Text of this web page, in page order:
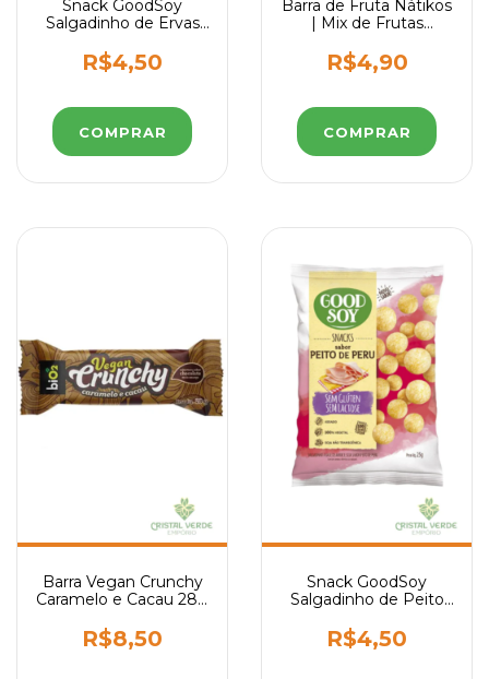
Snack GoodSoy
Salgadinho de Ervas
Sem Leite Sem
Lactose 25g
R$4,50
Barra de Fruta Nátikos
| Mix de Frutas
R$4,90
Barra Vegan Crunchy
Caramelo e Cacau 28g
R$8,50
Snack GoodSoy
Salgadinho de Peito
Sem Leite Sem
Lactose 25g
R$4,50